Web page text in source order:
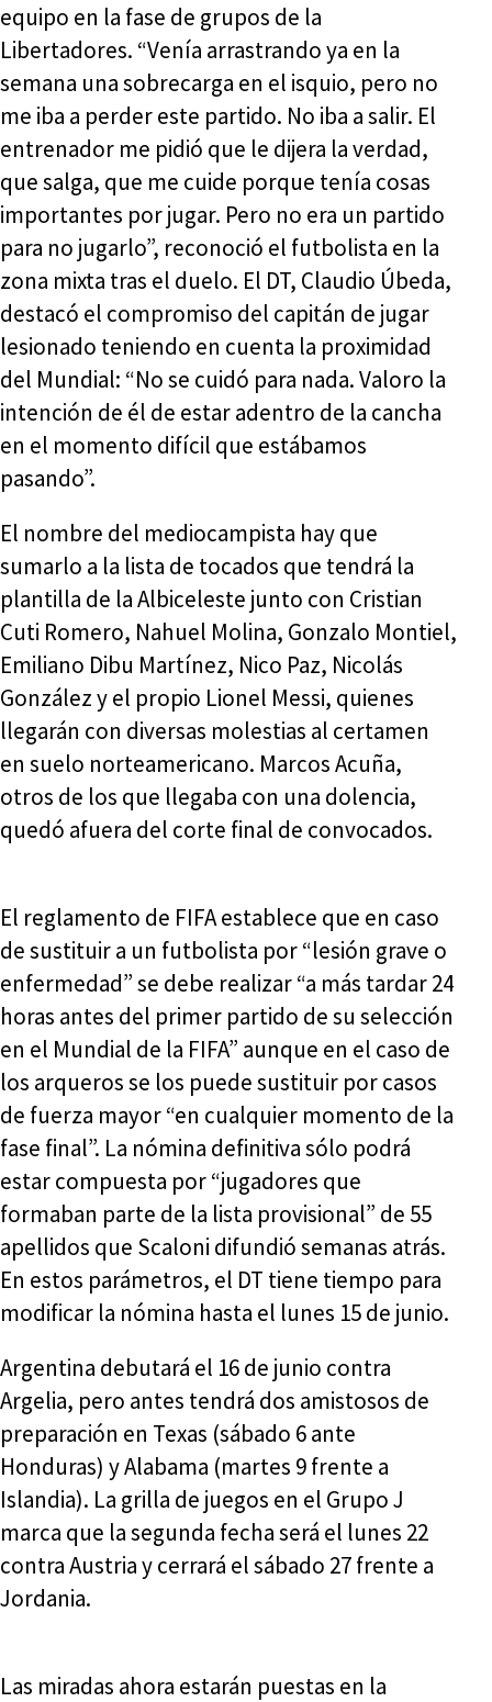
equipo en la fase de grupos de la
Libertadores. “Venía arrastrando ya en la
semana una sobrecarga en el isquio, pero no
me iba a perder este partido. No iba a salir. El
entrenador me pidió que le dijera la verdad,
que salga, que me cuide porque tenía cosas
importantes por jugar. Pero no era un partido
para no jugarlo”, reconoció el futbolista en la
zona mixta tras el duelo. El DT, Claudio Úbeda,
destacó el compromiso del capitán de jugar
lesionado teniendo en cuenta la proximidad
del Mundial: “No se cuidó para nada. Valoro la
intención de él de estar adentro de la cancha
en el momento difícil que estábamos
pasando”.
El nombre del mediocampista hay que
sumarlo a la lista de tocados que tendrá la
plantilla de la Albiceleste junto con Cristian
Cuti Romero, Nahuel Molina, Gonzalo Montiel,
Emiliano Dibu Martínez, Nico Paz, Nicolás
González y el propio Lionel Messi, quienes
llegarán con diversas molestias al certamen
en suelo norteamericano. Marcos Acuña,
otros de los que llegaba con una dolencia,
quedó afuera del corte final de convocados.
El reglamento de FIFA establece que en caso
de sustituir a un futbolista por “lesión grave o
enfermedad” se debe realizar “a más tardar 24
horas antes del primer partido de su selección
en el Mundial de la FIFA” aunque en el caso de
los arqueros se los puede sustituir por casos
de fuerza mayor “en cualquier momento de la
fase final”. La nómina definitiva sólo podrá
estar compuesta por “jugadores que
formaban parte de la lista provisional” de 55
apellidos que Scaloni difundió semanas atrás.
En estos parámetros, el DT tiene tiempo para
modificar la nómina hasta el lunes 15 de junio.
Argentina debutará el 16 de junio contra
Argelia, pero antes tendrá dos amistosos de
preparación en Texas (sábado 6 ante
Honduras) y Alabama (martes 9 frente a
Islandia). La grilla de juegos en el Grupo J
marca que la segunda fecha será el lunes 22
contra Austria y cerrará el sábado 27 frente a
Jordania.
Las miradas ahora estarán puestas en la